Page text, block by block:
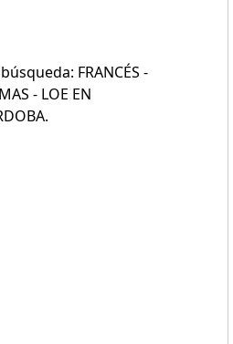
FRANCÉS -
- LOE EN